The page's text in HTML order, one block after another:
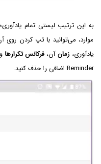
به این ترتیب لیستی تمام
موارد، می‌توانید با تپ کردن روی
یادآوری، زمانآن،فرکانس تکرارها
Reminder اضافی را حذف کنید.